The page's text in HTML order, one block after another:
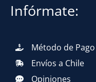
Infórmate:
Método de Pago
Envíos a Chile
Opiniones